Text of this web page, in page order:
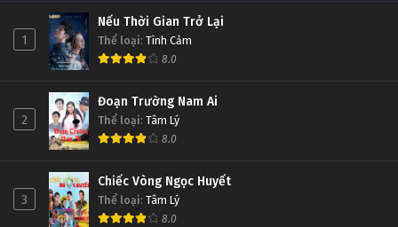
Gia Đình Là Số 1 (Phần 1) Tập Tập 119
Gia Đình Là Số 1 (Phần 1) Tập Tập 118
Tập Tập 118
Gia Đình Là Số 1 (Phần 1) Tập Tập 117
Tập Tập 117
Gia Đình Là Số 1 (Phần 1) Tập 125
Gia Đình Là Số 1 (Phần 1) Tập 124
Tập 124
Gia Đình Là Số 1 (Phần 1) Tập 123
Tập 123
1
Nếu Thời Gian Trở Lại
Thể loại: Tình Cảm
8.0
2
Đoạn Trường Nam Ai
Thể loại: Tâm Lý
8.0
3
Chiếc Vòng Ngọc Huyết
Thể loại: Tâm Lý
8.0